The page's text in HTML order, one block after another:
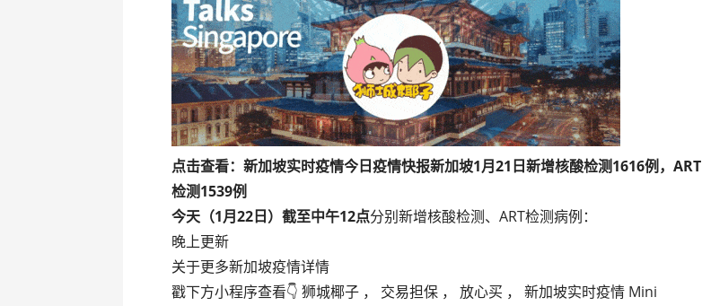
点击查看：新加坡实时疫情今日疫情快报新加坡1月21日新增核酸检测1616例，ART
检测1539例
今天（1月22日）截至中午12点分别新增核酸检测、ART检测病例：
晚上更新
关于更多新加坡疫情详情
戳下方小程序查看👇 狮城椰子 ， 交易担保 ， 放心买 ， 新加坡实时疫情 Mini